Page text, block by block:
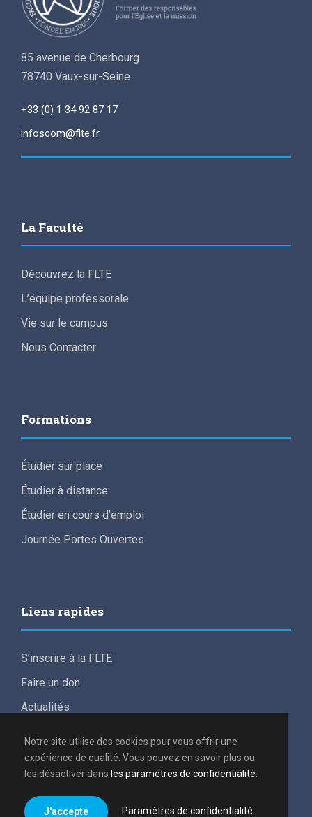
85 avenue de Cherbourg
78740 Vaux-sur-Seine
+33 (0) 1 34 92 87 17
infoscom@flte.fr
La Faculté
Découvrez la FLTE
L’équipe professorale
Vie sur le campus
Nous Contacter
Formations
Étudier sur place
Étudier à distance
Étudier en cours d’emploi
Journée Portes Ouvertes
Liens rapides
S’inscrire à la FLTE
Faire un don
Actualités
Conditions de participation aux frais d’études
Politique de confidentialité
Notre site utilise des cookies pour vous offrir une
expérience de qualité. Vous pouvez en savoir plus ou
les désactiver dans les paramètres de confidentialité
J'accepte Paramètres de confidentialité